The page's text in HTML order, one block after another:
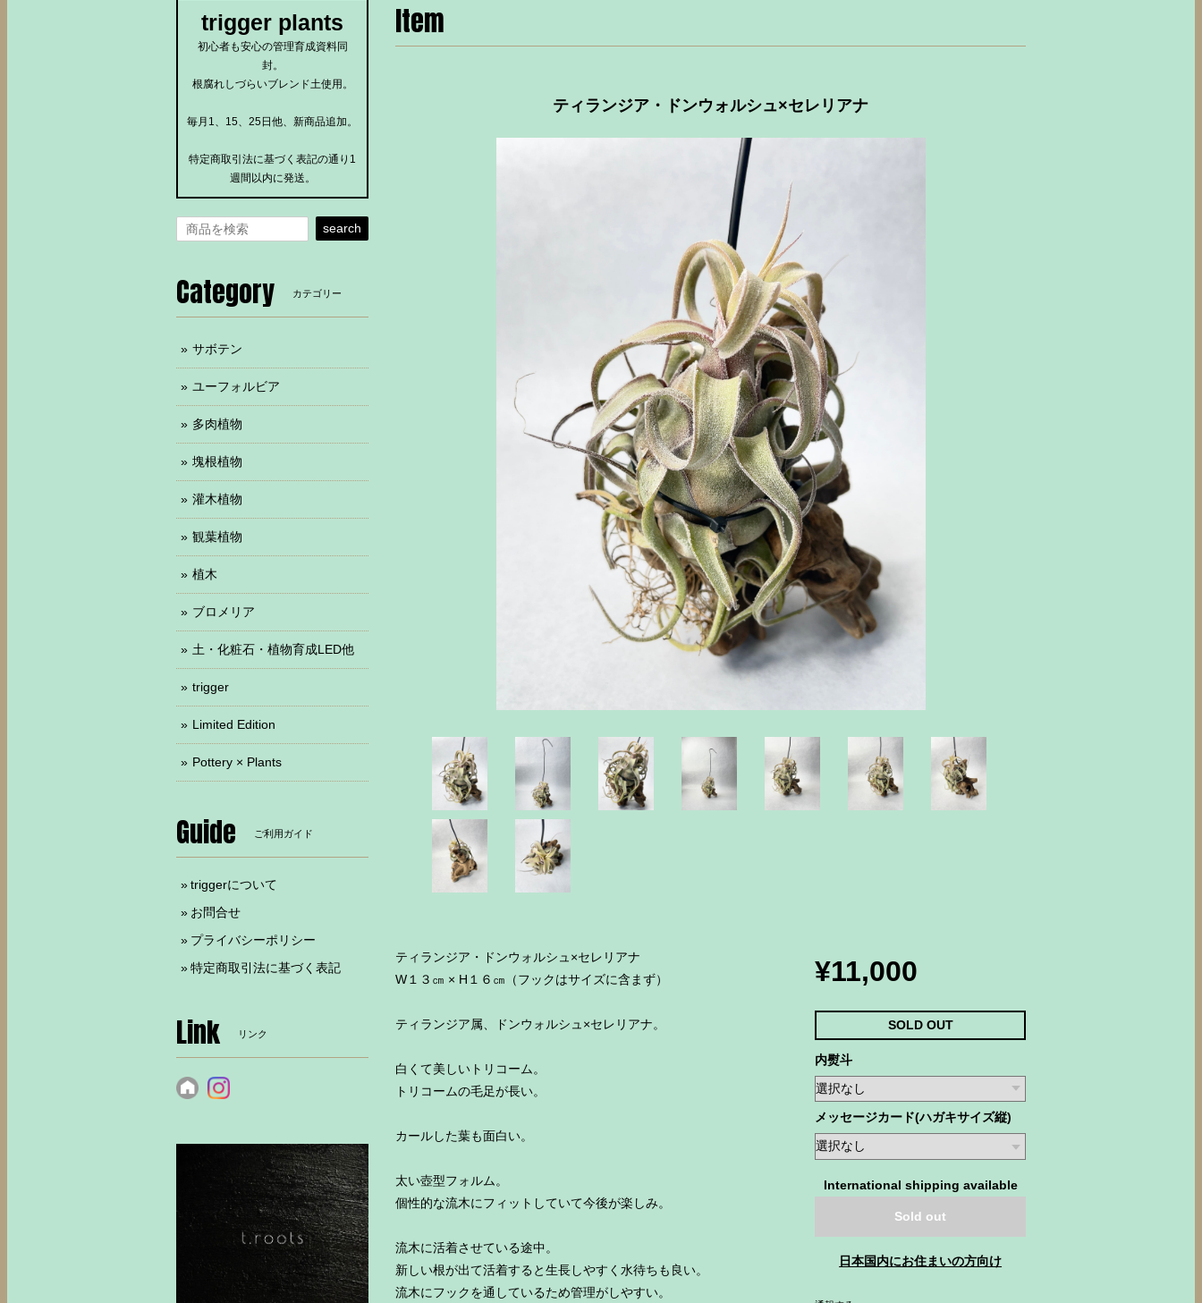
Item
ティランジア・ドンウォルシュ×セレリアナ
ティランジア・ドンウォルシュ×セレリアナ
W１３㎝ × H１６㎝（フックはサイズに含まず）
ティランジア属、ドンウォルシュ×セレリアナ。
白くて美しいトリコーム。
トリコームの毛足が長い。
カールした葉も面白い。
太い壺型フォルム。
個性的な流木にフィットしていて今後が楽しみ。
流木に活着させている途中。
新しい根が出て活着すると生長しやすく水待ちも良い。
流木にフックを通しているため管理がしやすい。
¥11,000
SOLD OUT
内熨斗
メッセージカード(ハガキサイズ縦)
International shipping available
Sold out
日本国内にお住まいの方向け
trigger plants
初心者も安心の管理育成資料同
封。
根腐れしづらいブレンド土使用。
毎月1、15、25日他、新商品追加。
特定商取引法に基づく表記の通り1
週間以内に発送。
search
Category カテゴリー
サボテン
ユーフォルビア
多肉植物
塊根植物
灌木植物
観葉植物
植木
ブロメリア
土・化粧石・植物育成LED他
trigger
Limited Edition
Pottery × Plants
Guide ご利用ガイド
triggerについて
お問合せ
プライバシーポリシー
特定商取引法に基づく表記
Link リンク